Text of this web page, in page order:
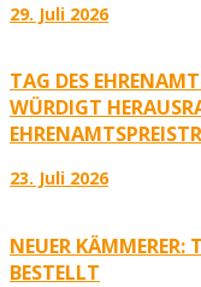
29. Juli 2026
TAG DES
WÜRDIGT
23. Juli 2026
NEUER KÄMMERER:
BESTELLT